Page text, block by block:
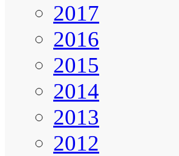
2017
2016
2015
2014
2013
2012